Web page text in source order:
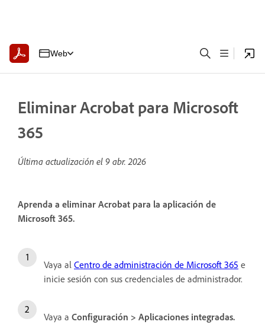
Web
Eliminar Acrobat para Microsoft
365
Última actualización el 9 abr. 2026
Aprenda a eliminar Acrobat para la aplicación de
Microsoft 365.
Vaya al Centro de administración de Microsoft 365 e
inicie sesión con sus credenciales de administrador.
Vaya a Configuración > Aplicaciones integradas.